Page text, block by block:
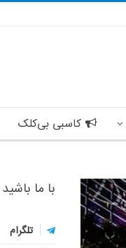
کاسبی بی‌کلک
با ما باشید
تلگرام